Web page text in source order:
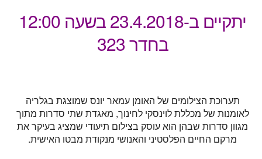
יתקיים
ב-23.4.2018 בשעה 12:00
בחדר 323
תערוכת הצילומים של האומן עמאר יונס שמוצגת בגלריה
לאומנות של מכללת לוינסקי לחינוך, מאגדת שתי סדרות מתוך
מגוון סדרות שבהן הוא עוסק בצילום תיעודי שמציג בעיקר את
מרקם החיים הפלסטיני והאנושי מנקודת מבטו האישית.